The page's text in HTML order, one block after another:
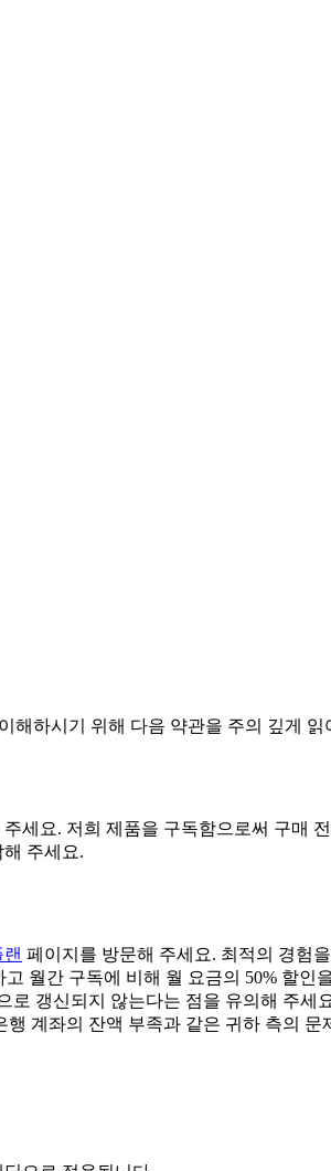
해하시기 위해 다음 약관을 주의 깊게
세요. 저희 제품을 구독함으로써 구매
주세요.
페이지를 방문해 주세요. 최적의 경험
월간 구독에 비해 월 요금의 50% 할
로 갱신되지 않는다는 점을 유의해 주세
계좌의 잔액 부족과 같은 귀하 측의